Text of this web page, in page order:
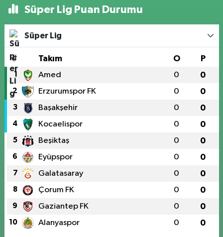
Süper Lig Puan Durumu
Süper Lig
# Takım O P
1 Amed 0 0
2 Erzurumspor FK 0 0
3 Başakşehir 0 0
4 Kocaelispor 0 0
5 Beşiktaş 0 0
6 Eyüpspor 0 0
7 Galatasaray 0 0
8 Çorum FK 0 0
9 Gaziantep FK 0 0
10 Alanyaspor 0 0